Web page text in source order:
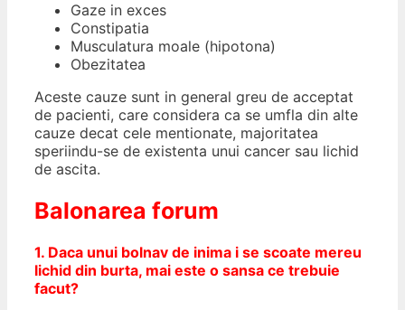
Gaze in exces
Constipatia
Musculatura moale (hipotona)
Obezitatea
Aceste cauze sunt in general greu de acceptat
de pacienti, care considera ca se umfla din alte
cauze decat cele mentionate, majoritatea
speriindu-se de existenta unui cancer sau lichid
de ascita.
Balonarea forum
1. Daca unui bolnav de inima i se scoate mereu
lichid din burta, mai este o sansa ce trebuie
facut?